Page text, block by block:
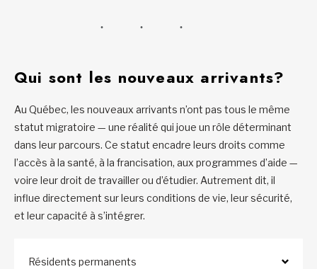
Qui sont les nouveaux arrivants?
Au Québec, les nouveaux arrivants n’ont pas tous le même
statut migratoire — une réalité qui joue un rôle déterminant
dans leur parcours. Ce statut encadre leurs droits comme
l’accès à la santé, à la francisation, aux programmes d’aide —
voire leur droit de travailler ou d’étudier. Autrement dit, il
influe directement sur leurs conditions de vie, leur sécurité,
et leur capacité à s’intégrer.
Résidents permanents